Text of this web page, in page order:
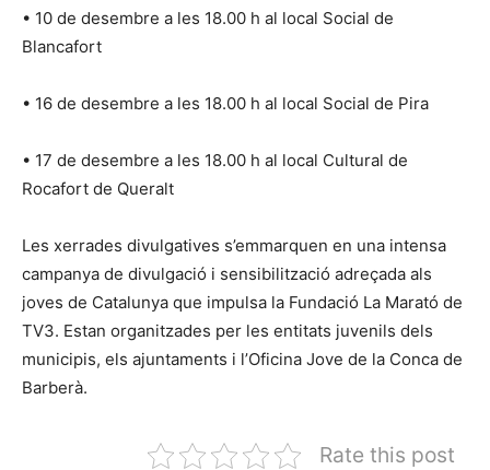
• 10 de desembre a les 18.00 h al local Social de
Blancafort
• 16 de desembre a les 18.00 h al local Social de Pira
• 17 de desembre a les 18.00 h al local Cultural de
Rocafort de Queralt
Les xerrades divulgatives s’emmarquen en una intensa
campanya de divulgació i sensibilització adreçada als
joves de Catalunya que impulsa la Fundació La Marató de
TV3. Estan organitzades per les entitats juvenils dels
municipis, els ajuntaments i l’Oficina Jove de la Conca de
Barberà.
Rate this post